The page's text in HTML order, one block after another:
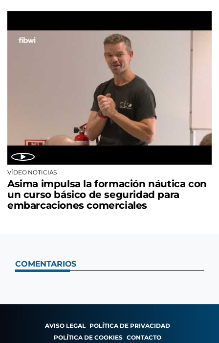
VÍDEO NOTICIAS
Asima impulsa la formación náutica con
un curso básico de seguridad para
embarcaciones comerciales
COMENTARIOS
AVISO LEGAL POLÍTICA DE PRIVACIDAD
POLÍTICA DE COOKIES CONTACTO